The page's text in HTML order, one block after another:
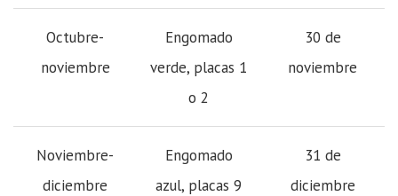
Octubre-
noviembre
Engomado
verde, placas 1
o 2
30 de
noviembre
Noviembre-
diciembre
Engomado
azul, placas 9
31 de
diciembre